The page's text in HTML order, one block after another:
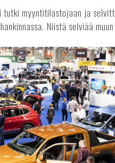
tutki myyntitilastojaan ja
Niistä selviää